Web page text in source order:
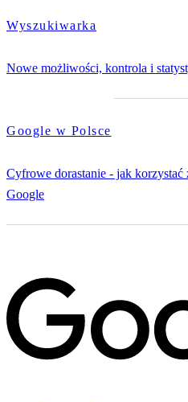
Wyszukiwarka
Nowe możliwości, kontrola i
Google w Polsce
Cyfrowe dorastanie - jak korzystać
Google